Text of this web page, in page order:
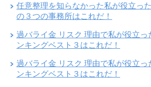
任意整理を知らなかった私が役立っ
の３つの事務所はこれだ！
過バライ金 リスク 理由で私が役立っ
ンキングベスト３はこれだ！
過バライ金 リスク 理由で私が役立っ
ンキングベスト３はこれだ！